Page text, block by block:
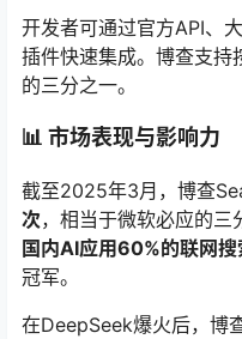
开发者可通过官方API、
插件快速集成。博查支持
的三分之一。
📊 市场表现与影响力
截至2025年3月，博查
次，相当于微软必应的三
国内AI应用60%的联网搜
冠军。
在DeepSeek爆火后，博